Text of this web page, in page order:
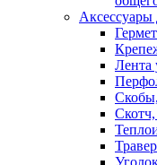
Аксессуары
Лента
Скотч,